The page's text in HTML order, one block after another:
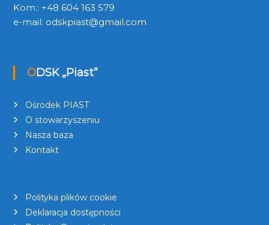
Kom.: +48 604 163 579
e-mail: odskpiast@gmail.com
ODSK „Piast”
Ośrodek PIAST
O stowarzyszeniu
Nasza baza
Kontakt
Polityka plików cookie
Deklaracja dostępności